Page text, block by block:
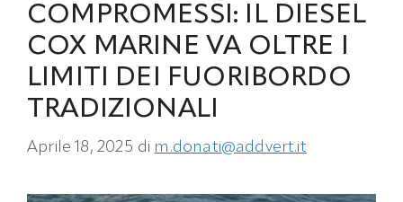
COMPROMESSI: IL DIESEL
COX MARINE VA OLTRE I
LIMITI DEI FUORIBORDO
TRADIZIONALI
Aprile 18, 2025 di m.donati@addvert.it